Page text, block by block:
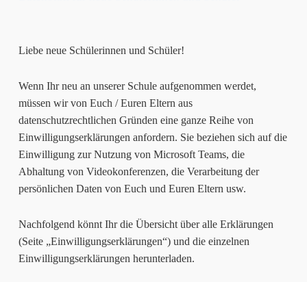
Liebe neue Schülerinnen und Schüler!
Wenn Ihr neu an unserer Schule aufgenommen werdet,
müssen wir von Euch / Euren Eltern aus
datenschutzrechtlichen Gründen eine ganze Reihe von
Einwilligungserklärungen anfordern. Sie beziehen sich auf die
Einwilligung zur Nutzung von Microsoft Teams, die
Abhaltung von Videokonferenzen, die Verarbeitung der
persönlichen Daten von Euch und Euren Eltern usw.
Nachfolgend könnt Ihr die Übersicht über alle Erklärungen
(Seite „Einwilligungserklärungen“) und die einzelnen
Einwilligungserklärungen herunterladen.